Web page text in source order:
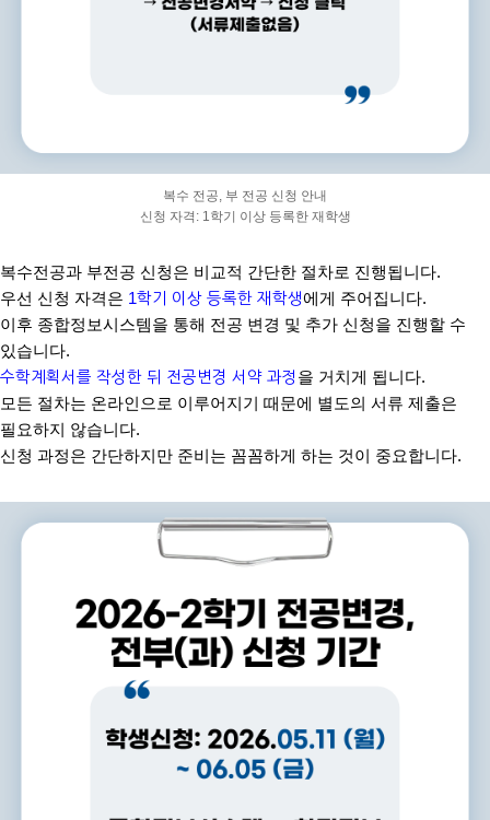
복수 전공, 부 전공 신청 안내
신청 자격: 1학기 이상 등록한 재학생
복수전공과 부전공 신청은 비교적 간단한 절차로 진행됩니다.
우선 신청 자격은 1학기 이상 등록한 재학생에게 주어집니다.
이후 종합정보시스템을 통해 전공 변경 및 추가 신청을 진행할 수
있습니다.
수학계획서를 작성한 뒤 전공변경 서 약 과정 을 거치게 됩니다.
모든 절차는 온라인으로 이루어지기 때문에 별도의 서류 제출은
필요하지 않습니다.
신청 과정은 간단하지만 준비는 꼼꼼하게 하는 것이 중요합니다.